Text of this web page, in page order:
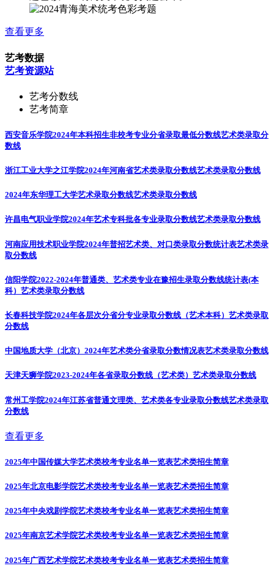
查看更多
艺考数据
艺考资源站
艺考分数线
艺考简章
西安音乐学院2024年本科招生非校考专业分省录取最低分数线艺术类录取分
数线
浙江工业大学之江学院2024年河南省艺术类录取分数线艺术类录取分数线
2024年东华理工大学艺术录取分数线艺术类录取分数线
许昌电气职业学院2024年艺术专科批各专业录取分数线艺术类录取分数线
河南应用技术职业学院2024年普招艺术类、对口类录取分数统计表艺术类录
取分数线
信阳学院2022-2024年普通类、艺术类专业在豫招生录取分数线统计表(本
科） 艺术类录取分数线
长春科技学院2024年各层次分省分专业录取分数线（艺术本科） 艺术类录取
分数线
中国地质大学（北京）2024年艺术类分省录取分数情况表艺术类录取分数线
天津天狮学院2023-2024年各省录取分数线（艺术类） 艺术类录取分数线
常州工学院2024年江苏省普通文理类、艺术类各专业录取分数线艺术类录取
分数线
查看更多
2025年中国传媒大学艺术类校考专业名单一览表艺术类招生简章
2025年北京电影学院艺术类校考专业名单一览表艺术类招生简章
2025年中央戏剧学院艺术类校考专业名单一览表艺术类招生简章
2025年南京艺术学院艺术类校考专业名单一览表艺术类招生简章
2025年广西艺术学院艺术类校考专业名单一览表艺术类招生简章